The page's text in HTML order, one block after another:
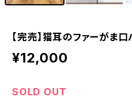
【完売】猫耳のファーがま
¥12,000
SOLD OUT